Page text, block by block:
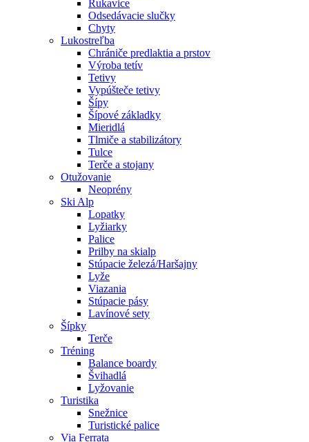
Rukavice
Odsedávacie slučky
Chyty
Lukostreľba
Chrániče predlaktia a prstov
Výroba tetív
Tetivy
Vypúšteče tetivy
Šípy
Šípové základky
Mieridlá
Tlmiče a stabilizátory
Tulce
Terče a stojany
Otužovanie
Neoprény
Ski Alp
Lopatky
Lyžiarky
Palice
Prilby na skialp
Stúpacie železá/Haršajny
Lyže
Viazania
Stúpacie pásy
Lavínové sety
Šípky
Terče
Tréning
Balance boardy
Švihadlá
Lyžovanie
Turistika
Snežnice
Turistické palice
Via Ferrata